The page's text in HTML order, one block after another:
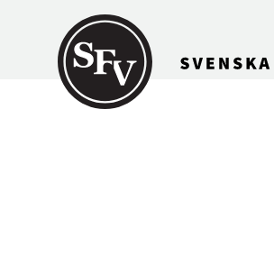
Gå till innehållet